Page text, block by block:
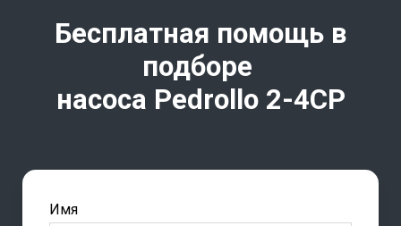
Бесплатная помощь в
подборе
насоса Pedrollo 2-4CP
Имя